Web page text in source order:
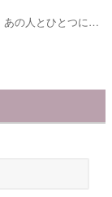
あの人とひとつに…